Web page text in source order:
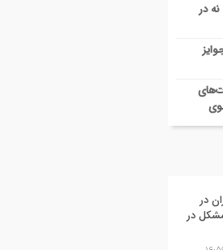
فتح
کشور
شهرستان
شدند
در
در
در